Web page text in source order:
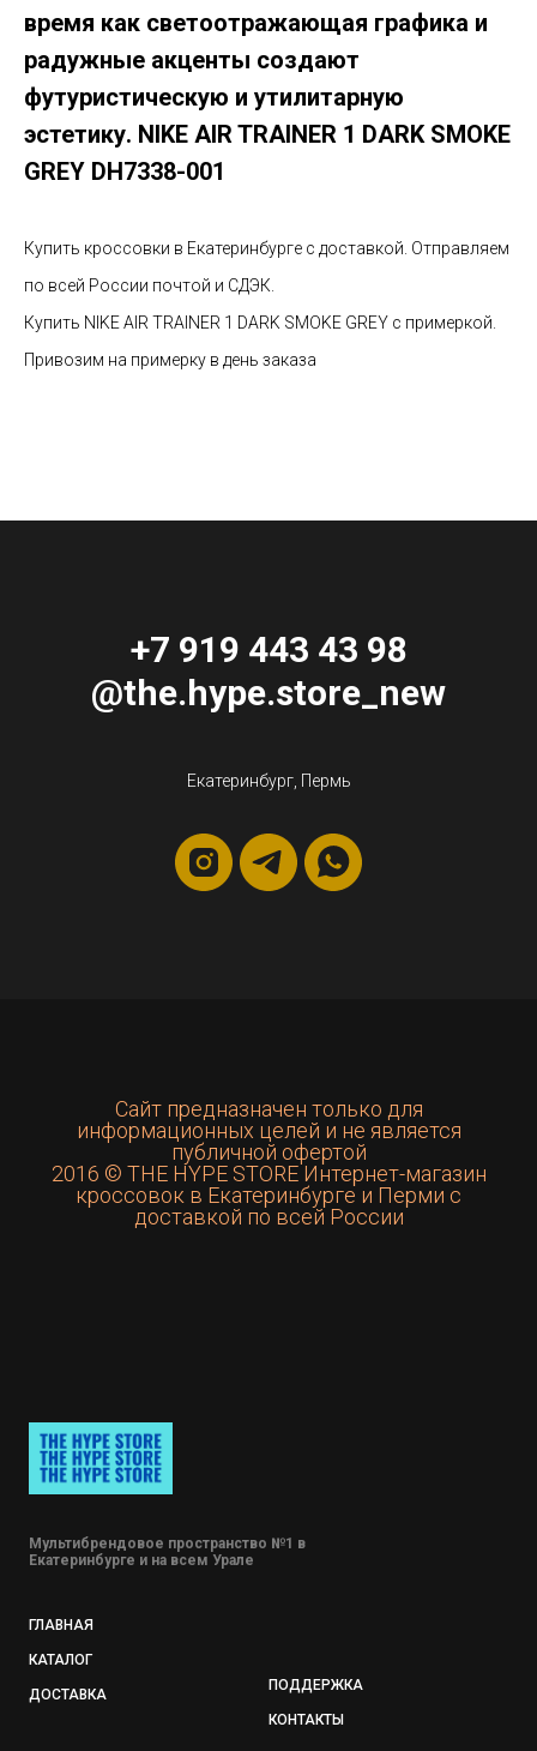
время как светоотражающая графика и
радужные акценты создают
футуристическую и утилитарную
эстетику. NIKE AIR TRAINER 1 DARK SMOKE
GREY DH7338-001
Купить кроссовки в Екатеринбурге с доставкой. Отправляем
по всей России почтой и СДЭК.
Купить NIKE AIR TRAINER 1 DARK SMOKE GREY с примеркой.
Привозим на примерку в день заказа
+7 919 443 43 98
@the.hype.store_new
Екатеринбург, Пермь
Сайт предназначен только для
информационных целей и не является
публичной офертой
2016 © THE HYPE STORE Интернет-магазин
кроссовок в Екатеринбурге и Перми с
доставкой по всей России
Мультибрендовое пространство №1 в
Екатеринбурге и на всем Урале
ГЛАВНАЯ
КАТАЛОГ
ДОСТАВКА
ПОДДЕРЖКА
КОНТАКТЫ